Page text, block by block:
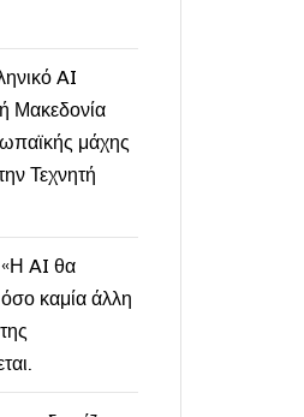
AI
Μακεδονία
μάχης
Τεχνητή
AI θα
όσο καμία άλλη